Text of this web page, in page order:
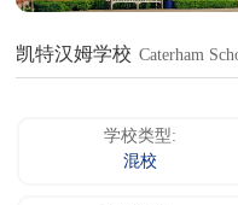
凯特汉姆学校 Caterham
学校类型:
混校